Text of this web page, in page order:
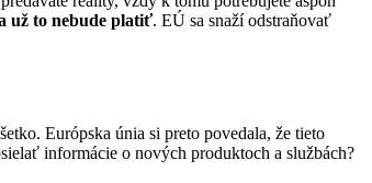
už to nebude platiť. EÚ sa snaží odstraňovať
Európska únia si preto povedala, že tieto
informácie o nových produktoch a službách?